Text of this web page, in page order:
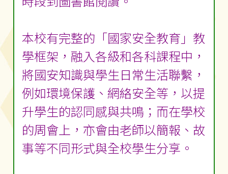
本校有完整的「國家安全教育」教
學框架，融入各級和各科課程中，
將國安知識與學生日常生活聯繫，
例如環境保護、網絡安全等，以提
升學生的認同感與共鳴；而在學校
的周會上，亦會由老師以簡報、故
事等不同形式與全校學生分享。